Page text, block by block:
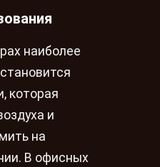
наиболее
которая
и
на
В офисных